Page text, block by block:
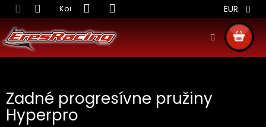
Prejsť
na
obsah
Kontakt Obchodné podmienky Doprava
EUR
KOŠÍK
Zadné progresívne pružiny
Hyperpro